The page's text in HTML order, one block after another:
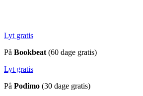
Lyt gratis
På Bookbeat (60 dage gratis)
Lyt gratis
På Podimo (30 dage gratis)